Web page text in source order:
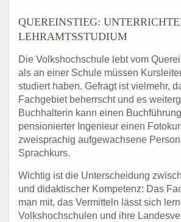
QUEREINSTIEG:
LEHRAMTSSTUDIUM
Die Volkshochschule lebt vom
als an einer Schule müssen
studiert haben. Gefragt ist vielmehr,
Fachgebiet beherrscht und es
Buchhalterin kann einen
pensionierter Ingenieur einen
zweisprachig aufgewachsene
Sprachkurs.
Wichtig ist die Unterscheidung
und didaktischer Kompetenz: Das
man mit, das Vermitteln lässt sich
Volkshochschulen und ihre